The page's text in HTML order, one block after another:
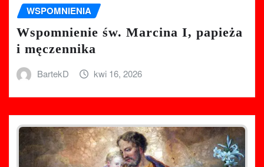
WSPOMNIENIA
Wspomnienie św. Marcina I, papieża
i męczennika
BartekD kwi 16, 2026